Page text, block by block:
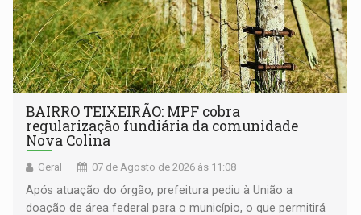
BAIRRO TEIXEIRÃO: MPF cobra
regularização fundiária da comunidade
Nova Colina
Geral 07 de Agosto de 2026 às 11:08
Após atuação do órgão, prefeitura pediu à União a
doação de área federal para o município, o que permitirá